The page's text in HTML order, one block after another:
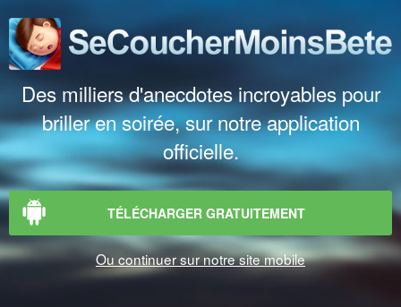
Des milliers d'anecdotes incroyables pour
briller en soirée, sur notre application
officielle.
TÉLÉCHARGER GRATUITEMENT
Ou continuer sur notre site mobile